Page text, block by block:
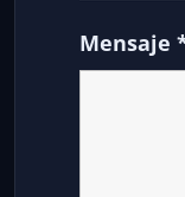
Mensaje